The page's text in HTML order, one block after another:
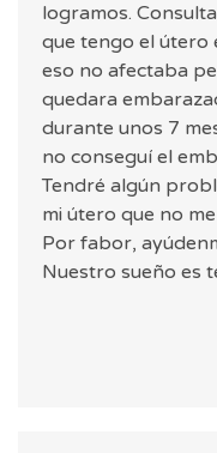
logramos.
que tengo el útero
eso no afectaba
quedara
durante unos 7
no conseguí el
Tendré algún
mi útero que no
Por fabor,
Nuestro sueño es